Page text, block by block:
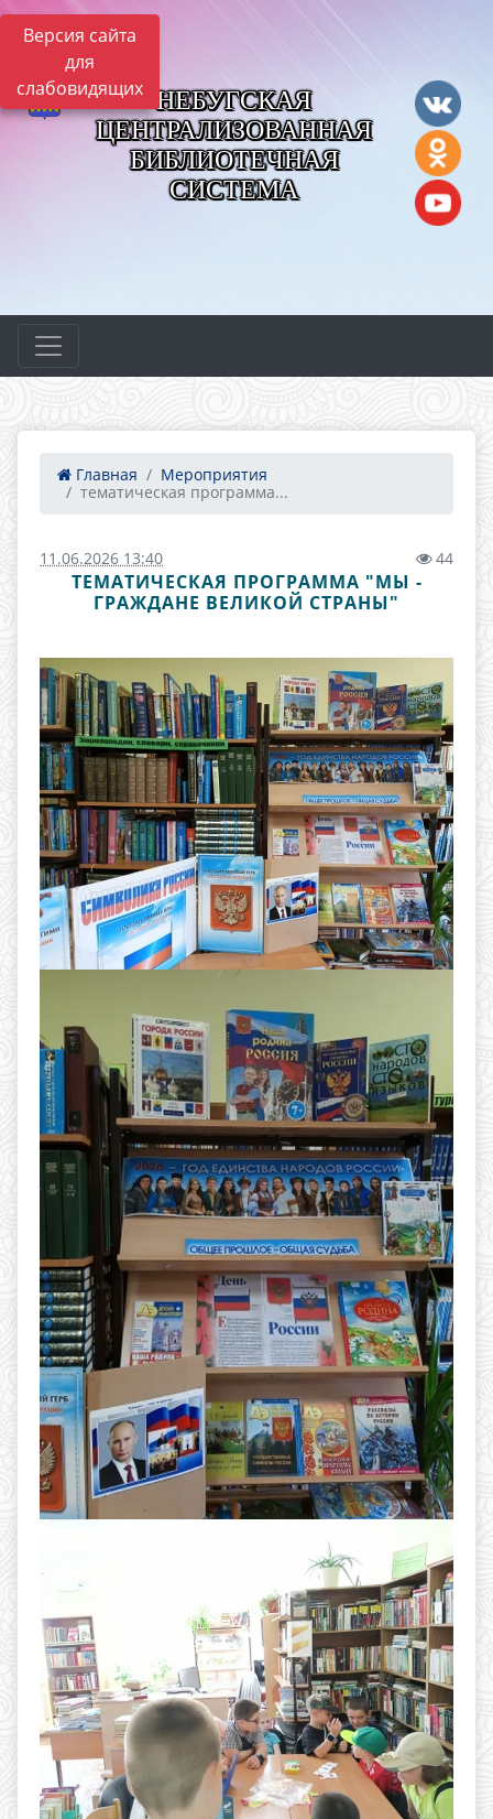
Версия сайта
для
слабовидящих
НЕБУГСКАЯ
ЦЕНТРАЛИЗОВАННАЯ
БИБЛИОТЕЧНАЯ
СИСТЕМА
Главная
Мероприятия
тематическая программа...
11.06.2026 13:40 44
ТЕМАТИЧЕСКАЯ ПРОГРАММА "МЫ -
ГРАЖДАНЕ ВЕЛИКОЙ СТРАНЫ"